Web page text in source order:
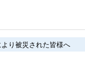
より被災された皆様へ